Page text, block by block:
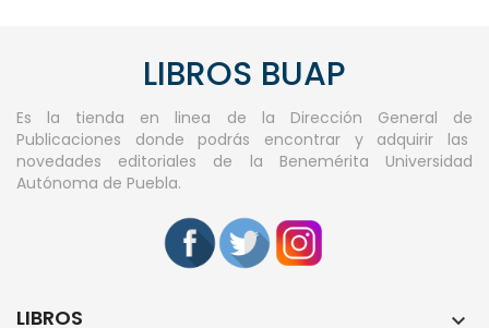
LIBROS BUAP
Es la tienda en linea de la Dirección General de
Publicaciones donde podrás encontrar y adquirir las
novedades editoriales de la Benemérita Universidad
Autónoma de Puebla.
LIBROS 